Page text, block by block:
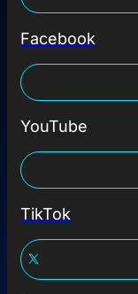
Facebook
YouTube
TikTok